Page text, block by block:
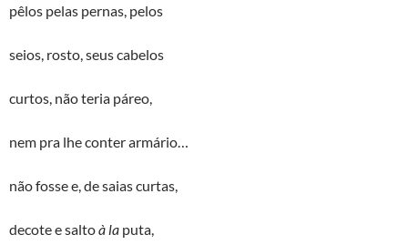
pêlos pelas pernas, pelos
seios, rosto, seus cabelos
curtos, não teria páreo,
nem pra lhe conter armário…
não fosse e, de saias curtas,
decote e saltoà la puta,